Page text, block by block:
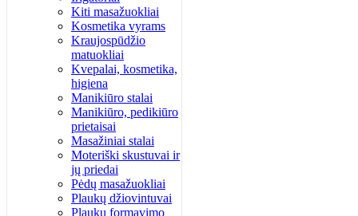
Kiti masažuokliai
Kosmetika vyrams
Kraujospūdžio
matuokliai
Kvepalai, kosmetika,
higiena
Manikiūro stalai
Manikiūro, pedikiūro
prietaisai
Masažiniai stalai
Moteriški skustuvai ir
jų priedai
Pėdų masažuokliai
Plaukų džiovintuvai
Plaukų formavimo